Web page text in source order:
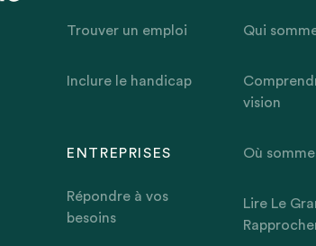
Trouver un emploi
Inclure le handicap
ENTREPRISES
Répondre à vos
besoins
Qui
vision
Où
Lire Le